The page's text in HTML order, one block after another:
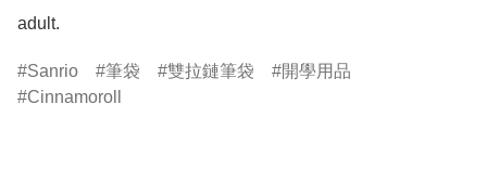
adult.
Sanrio 筆袋 雙拉鏈筆袋
開學用品
Cinnamoroll